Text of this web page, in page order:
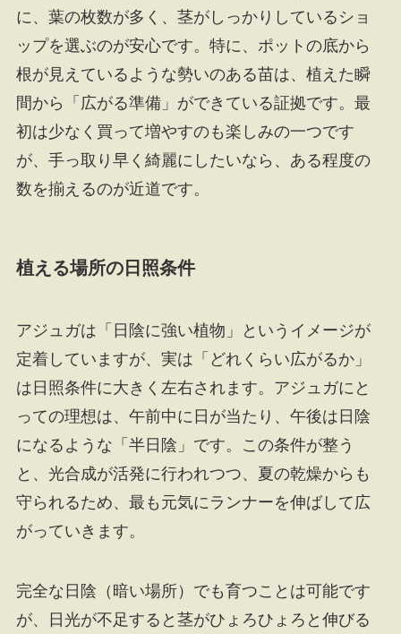
に、葉の枚数が多く、茎がしっかりしているショ
ップを選ぶのが安心です。特に、ポットの底から
根が見えているような勢いのある苗は、植えた瞬
間から「広がる準備」ができている証拠です。最
初は少なく買って増やすのも楽しみの一つです
が、手っ取り早く綺麗にしたいなら、ある程度の
数を揃えるのが近道です。
植える場所の日照条件
アジュガは「日陰に強い植物」というイメージが
定着していますが、実は「どれくらい広がるか」
は日照条件に大きく左右されます。アジュガにと
っての理想は、午前中に日が当たり、午後は日陰
になるような「半日陰」です。この条件が整う
と、光合成が活発に行われつつ、夏の乾燥からも
守られるため、最も元気にランナーを伸ばして広
がっていきます。
完全な日陰（暗い場所）でも育つことは可能です
が、日光が不足すると茎がひょろひょろと伸びる